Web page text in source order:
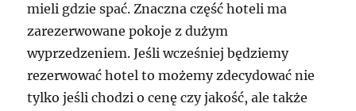
mieli gdzie spać. Znaczna część hoteli ma
zarezerwowane pokoje z dużym
wyprzedzeniem. Jeśli wcześniej będziemy
rezerwować hotel to możemy zdecydować nie
tylko jeśli chodzi o cenę czy jakość, ale także